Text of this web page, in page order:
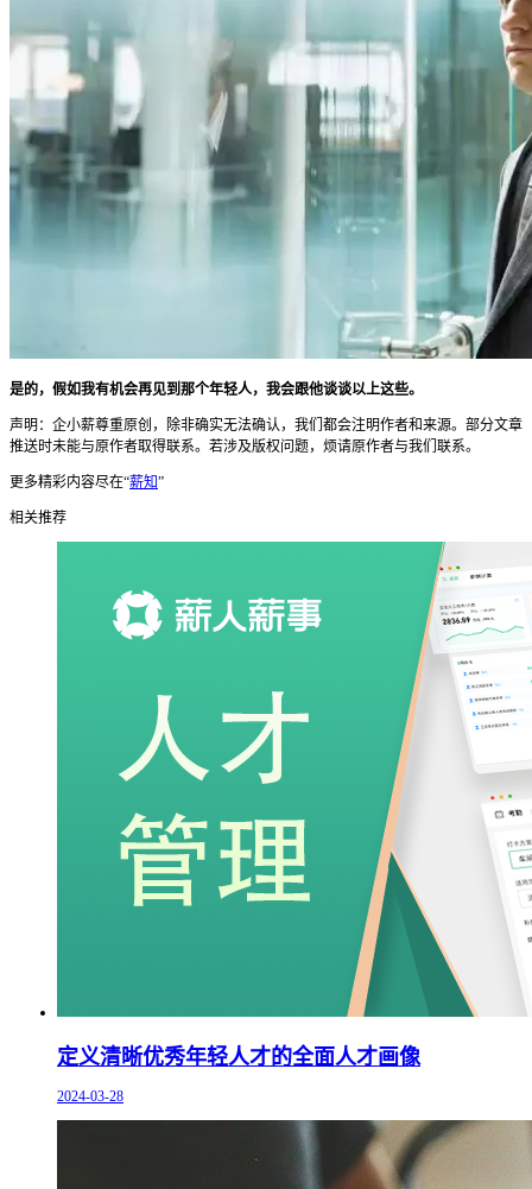
是的，假如我有机会再见到那个年轻人，我会跟他谈谈以上这些。
声明：企小薪尊重原创，除非确实无法确认，我们都会注明作者和来源。部分文章
推送时未能与原作者取得联系。若涉及版权问题，烦请原作者与我们联系。
更多精彩内容尽在“薪知”
相关推荐
定义清晰优秀年轻人才的全面人才画像
2024-03-28